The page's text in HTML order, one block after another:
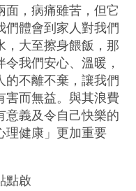
，病痛雖苦，但它
們體會到家人對我們
，大至擦身餵飯，那
我們安心、溫暖，
的不離不棄，讓我們
害而無益。與其浪費
意義及令自己快樂的
理健康」更加重要
點啟